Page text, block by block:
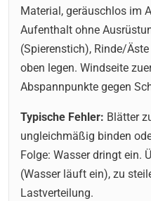
Material, geräuschlos im
Aufenthalt ohne
(Spierenstich), Rinde/
oben legen. Windseite
Abspannpunkte gegen
Typische Fehler: Blätter
ungleichmäßig binden
Folge: Wasser dringt ein.
(Wasser läuft ein), zu
Lastverteilung.